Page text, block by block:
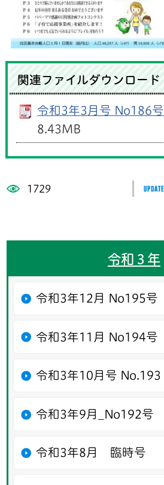
関連ファイルダウンロード
令和3年3月号 No186号
8.43MB
1729
令和３年
令和3年12月 No195号
令和3年11月 No194号
令和3年10月号 No.193
令和3年9月_No192号
令和3年8月 臨時号